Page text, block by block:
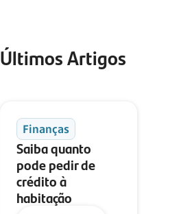
Últimos Artigos
Finanças
Saiba quanto
pode pedir de
crédito à
habitação